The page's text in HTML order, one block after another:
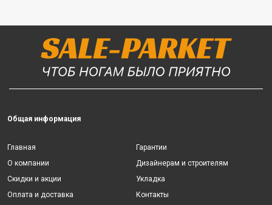
Общая информация
Главная
О компании
Скидки и акции
Оплата и доставка
Гарантии
Дизайнерам и строителям
Укладка
Контакты